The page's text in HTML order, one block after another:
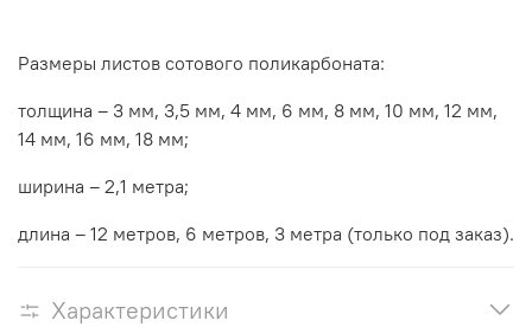
Размеры листов сотового поликарбоната:
толщина – 3 мм, 3,5 мм, 4 мм, 6 мм, 8 мм, 10 мм, 12 мм,
14 мм, 16 мм, 18 мм;
ширина – 2,1 метра;
длина – 12 метров, 6 метров, 3 метра (только под заказ).
Характеристики